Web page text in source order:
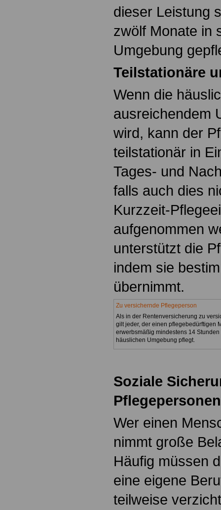
dieser Leistung
zwölf Monate in
Umgebung
Teilstationäre
Wenn die
ausreichendem
wird, kann der
teilstationär in
Tages- und
falls auch dies
Kurzzeit-
aufgenommen
unterstützt die
indem sie
übernimmt.
Zu versichernde Pflegeperson
Als in der Rentenversicherung zu
gilt jeder, der einen pflegebedürftigen
erwerbsmäßig mindestens 14
häuslichen Umgebung pflegt.
Soziale
Pflegepersonen
Wer einen
nimmt große
Häufig müssen
eine eigene
teilweise